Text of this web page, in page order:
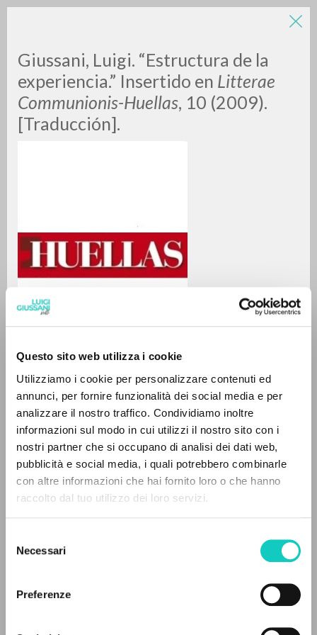
Questo sito web utilizza i cookie
Utilizziamo i cookie per personalizzare contenuti ed
annunci, per fornire funzionalità dei social media e per
analizzare il nostro traffico. Condividiamo inoltre
informazioni sul modo in cui utilizzi il nostro sito con i
nostri partner che si occupano di analisi dei dati web,
pubblicità e social media, i quali potrebbero combinarle
con altre informazioni che hai fornito loro o che hanno
raccolto dal tuo utilizzo dei loro servizi.
delNecessari
Preferenze
Giussani, Luigi. “Estructura de la
experiencia.” Insertido en Litterae
Communionis-Huellas, 10 (2009).
[Traducción].
Giussani LuigiAuthor
Spanish
Litterae Communionis-Huellas
2009
Pages: 4
LUIGI
GIUSSANI
0RESULTS FOUND
MORE RESULTS